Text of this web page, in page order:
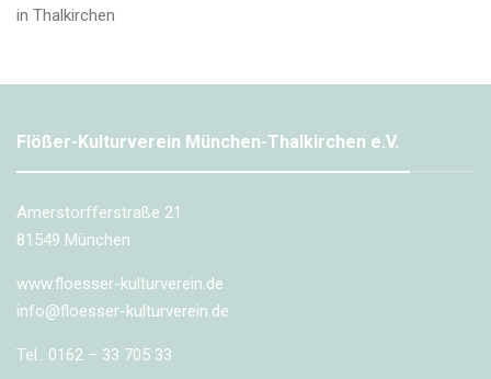
in Thalkirchen
Flößer-Kulturverein München-Thalkirchen e.V.
Amerstorfferstraße 21
81549 München
www.floesser-kulturverein.de
info@floesser-kulturverein.de
Tel.: 0162 – 33 705 33